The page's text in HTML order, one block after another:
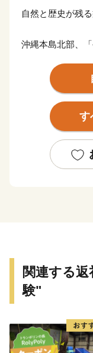
自然と歴史が残
沖縄本島北部、
景観が色濃く残
れたスイカやマ
れております。
や、古宇利大橋
※今帰仁村のふ
す
関連する
験"